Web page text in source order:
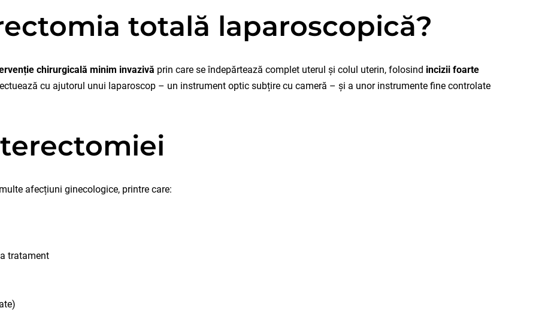
totală laparoscopică?
chirurgicală minim invazivă prin care se îndepărtează complet uterul și colul uterin, folosind incizii foarte
cu ajutorul unui laparoscop – un instrument optic subțire cu cameră – și a unor instrumente fine controlate
afecțiuni ginecologice, printre care:
tratament